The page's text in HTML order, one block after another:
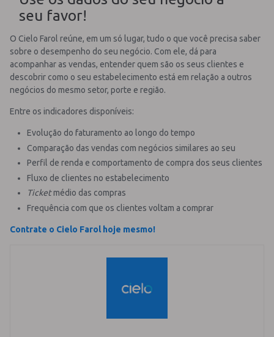
seu favor!
O Cielo Farol reúne, em um só lugar, tudo o que você precisa saber
sobre o desempenho do seu negócio. Com ele, dá para
acompanhar as vendas, entender quem são os seus clientes e
descobrir como o seu estabelecimento está em relação a outros
negócios do mesmo setor, porte e região.
Entre os indicadores disponíveis:
Evolução do faturamento ao longo do tempo
Comparação das vendas com negócios similares ao seu
Perfil de renda e comportamento de compra dos seus clientes
Fluxo de clientes no estabelecimento
Ticketmédio das compras
Frequência com que os clientes voltam a comprar
Contrate o Cielo Farol hoje mesmo!